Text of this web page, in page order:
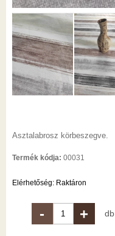
Asztalabrosz körbeszegve.
Termék kódja: 00031
Elérhetőség: Raktáron
- + db